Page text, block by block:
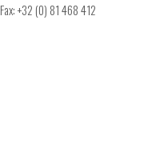
Fax: +32 (0) 81 468 412